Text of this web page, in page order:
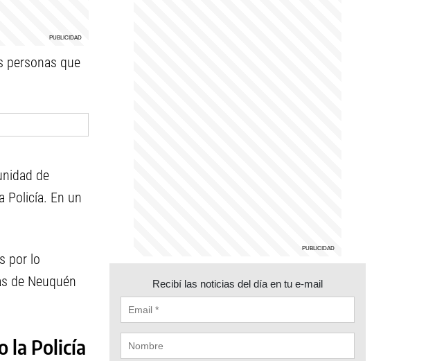
personas que
de
Policía. En un
por lo
de Neuquén
la Policía
Recibí las noticias del día en tu e-mail